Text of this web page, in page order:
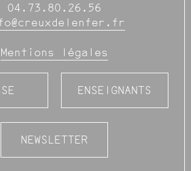
04.73.80.26.56
Mentions légales
ENSEIGNANTS
NEWSLETTER